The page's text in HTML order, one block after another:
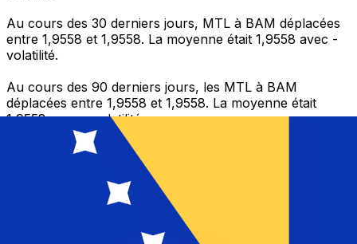
Au cours des 30 derniers jours, MTL à BAM déplacées
entre 1,9558 et 1,9558. La moyenne était 1,9558 avec -
volatilité.
Au cours des 90 derniers jours, les MTL à BAM
déplacées entre 1,9558 et 1,9558. La moyenne était
1,9558 avec - volatilité.
Envoyer de l’argent
Gérez votre argent et vos devises lorsque vous
êtes en déplacement
L'application Xe réunit toutes les fonctionnalités